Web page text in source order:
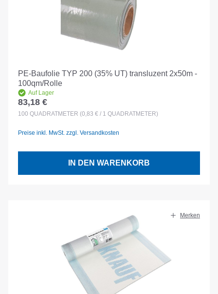
PE-Baufolie TYP 200 (35% UT) transluzent 2x50m -
100qm/Rolle
Auf Lager
Regulärer Preis:
83,18 €
100 QUADRATMETER (0,83 € / 1 QUADRATMETER)
Preise inkl. MwSt. zzgl. Versandkosten
IN DEN WARENKORB
Merken